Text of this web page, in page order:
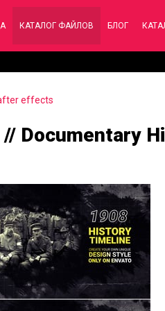
КАТАЛОГ ФАЙЛОВ БЛОГ
effects
Documentary